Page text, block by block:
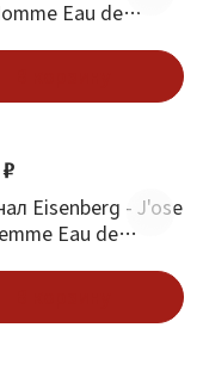
Eau de
Eisenberg - J'ose
Eau de